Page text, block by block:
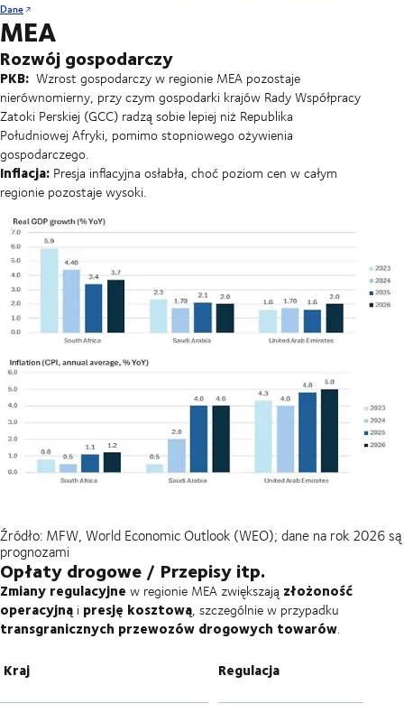
Dane
MEA
Rozwój gospodarczy
PKB: Wzrost gospodarczy w regionie MEA pozostaje
nierównomierny, przy czym gospodarki krajów Rady Współpracy
Zatoki Perskiej (GCC) radzą sobie lepiej niż Republika
Południowej Afryki, pomimo stopniowego ożywienia
gospodarczego.
Inflacja: Presja inflacyjna osłabła, choć poziom cen w całym
regionie pozostaje wysoki.
Źródło: MFW, World Economic Outlook (WEO); dane na rok 2026 są
prognozami
Opłaty drogowe / Przepisy itp.
Zmiany regulacyjne w regionie MEA zwiększają złożoność
operacyjną i presję kosztową, szczególnie w przypadku
transgranicznych przewozów drogowych towarów.
Kraj Regulacja